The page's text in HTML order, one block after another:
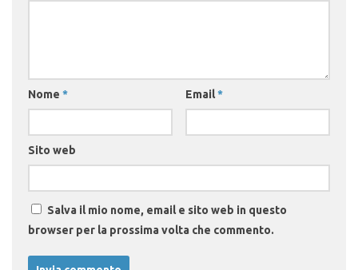
Nome * Email*
Sito web
Salva il mio nome, email e sito web in questo
browser per la prossima volta che commento.